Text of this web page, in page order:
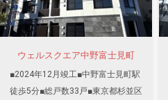
ウェルスクエア中野富士見町
■2024年12月竣工■中野富士見町駅
徒歩5分■総戸数33戸■東京都杉並区